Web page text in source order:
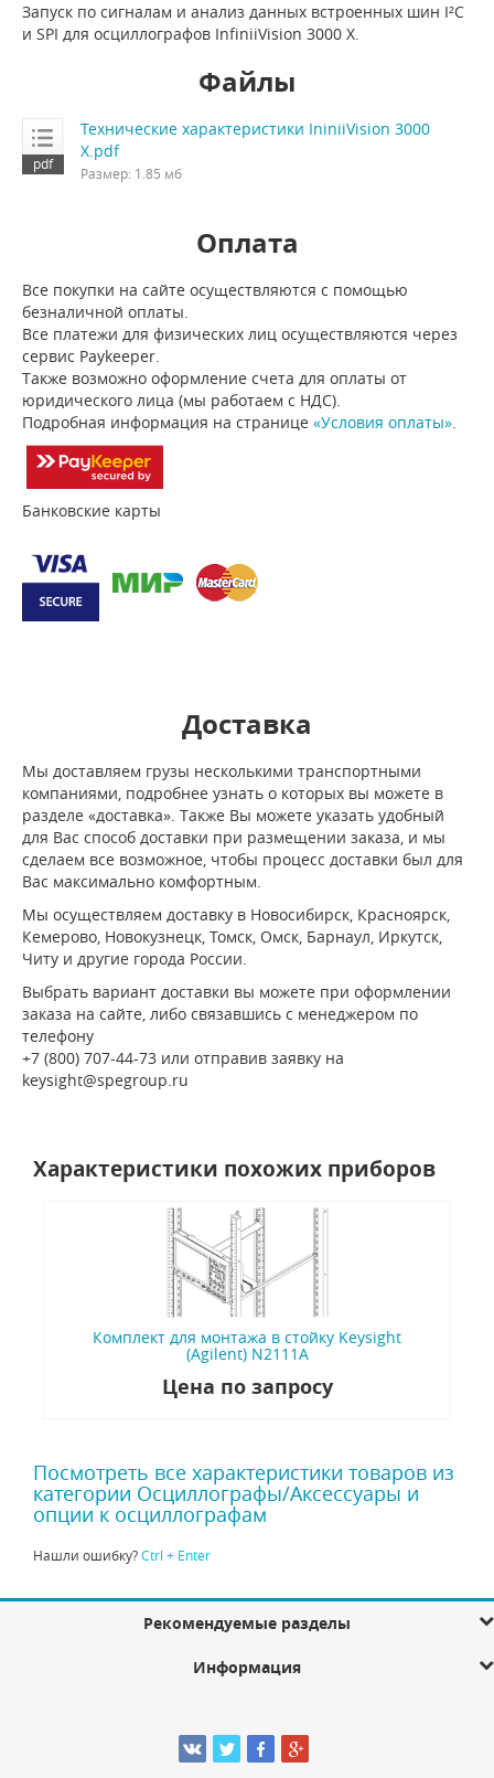
Запуск по сигналам и анализ данных встроенных шин I²C
и SPI для осциллографов InfiniiVision 3000 X.
Файлы
Технические характеристики IniniiVision 3000
X.pdf
Размер: 1.85 мб
Оплата
Все покупки на сайте осуществляются с помощью
безналичной оплаты.
Все платежи для физических лиц осуществляются через
сервис Paykeeper.
Также возможно оформление счета для оплаты от
юридического лица (мы работаем с НДС).
Подробная информация на странице «Условия оплаты».
Банковские карты
Доставка
Мы доставляем грузы несколькими транспортными
компаниями, подробнее узнать о которых вы можете в
разделе «доставка». Также Вы можете указать удобный
для Вас способ доставки при размещении заказа, и мы
сделаем все возможное, чтобы процесс доставки был для
Вас максимально комфортным.
Мы осуществляем доставку в Новосибирск, Красноярск,
Кемерово, Новокузнецк, Томск, Омск, Барнаул, Иркутск,
Читу и другие города России.
Выбрать вариант доставки вы можете при оформлении
заказа на сайте, либо связавшись с менеджером по
телефону
+7 (800) 707-44-73 или отправив заявку на
keysight@spegroup.ru
Характеристики похожих приборов
Комплект для монтажа в стойку Keysight
(Agilent) N2111A
Цена по запросу
Посмотреть все характеристики товаров из
категории Осциллографы/Аксессуары и
опции к осциллографам
Нашли ошибку?Ctrl + Enter
Рекомендуемые разделы
Информация